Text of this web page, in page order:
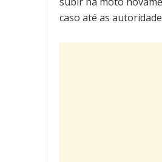
caso até as